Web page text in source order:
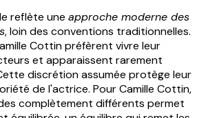
reflète une approche moderne des
, loin des conventions traditionnelles.
Cottin préfèrent vivre leur
et apparaissent rarement
discrétion assumée protège leur
de l'actrice. Pour Camille Cottin,
complètement différents permet